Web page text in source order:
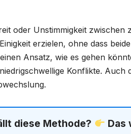
oder Unstimmigkeit
erzielen, ohne dass
Ansatz, wie es gehen
Konflikte. Auch
diese Methode? Das